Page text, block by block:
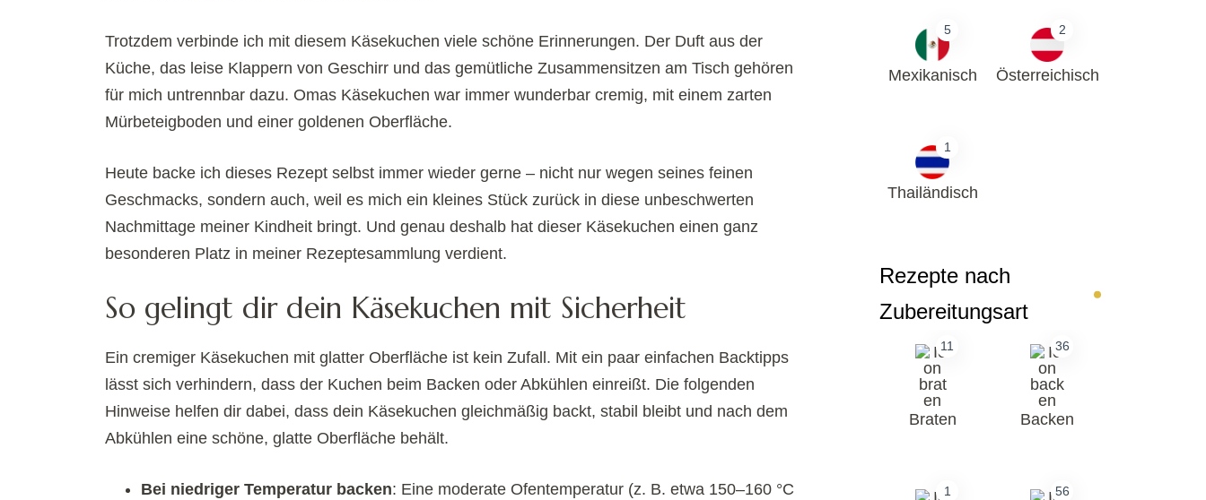
Trotzdem verbinde ich mit diesem Käsekuchen viele schöne Erinnerungen. Der Duft aus der
Küche, das leise Klappern von Geschirr und das gemütliche Zusammensitzen am Tisch gehören
für mich untrennbar dazu. Omas Käsekuchen war immer wunderbar cremig, mit einem zarten
Mürbeteigboden und einer goldenen Oberfläche.
Heute backe ich dieses Rezept selbst immer wieder gerne – nicht nur wegen seines feinen
Geschmacks, sondern auch, weil es mich ein kleines Stück zurück in diese unbeschwerten
Nachmittage meiner Kindheit bringt. Und genau deshalb hat dieser Käsekuchen einen ganz
besonderen Platz in meiner Rezeptesammlung verdient.
So gelingt dir dein Käsekuchen mit Sicherheit
Ein cremiger Käsekuchen mit glatter Oberfläche ist kein Zufall. Mit ein paar einfachen Backtipps
lässt sich verhindern, dass der Kuchen beim Backen oder Abkühlen einreißt. Die folgenden
Hinweise helfen dir dabei, dass dein Käsekuchen gleichmäßig backt, stabil bleibt und nach dem
Abkühlen eine schöne, glatte Oberfläche behält.
Bei niedriger Temperatur backen: Eine moderate Ofentemperatur (z. B. etwa 150–160 °C
5
Mexikanisch
2
Österreichisch
1
Thailändisch
Rezepte nach
Zubereitungsart
11
Braten
36
Backen
1 56